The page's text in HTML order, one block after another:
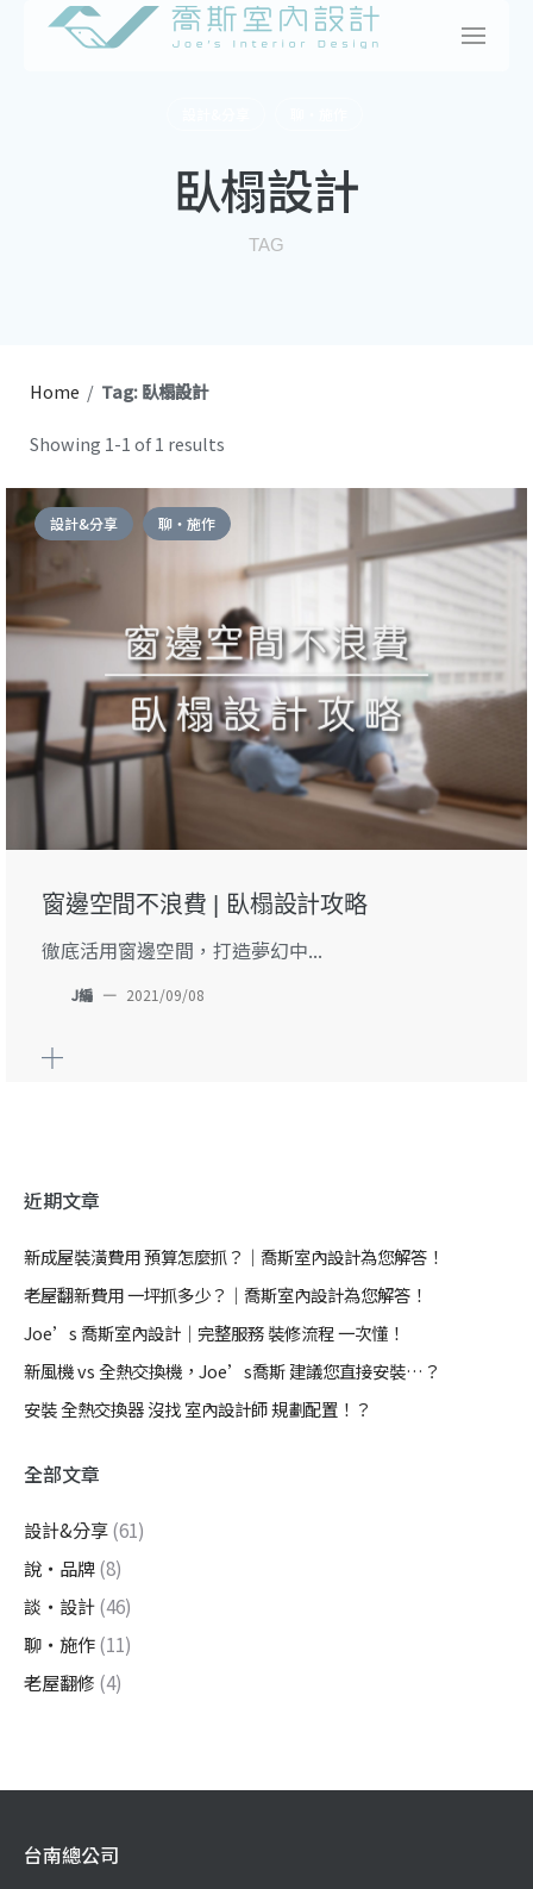
臥榻設計
TAG
Home / Tag: 臥榻設計
Showing 1-1 of 1 results
設計&分享 聊・施作
窗邊空間不浪費 | 臥榻設計攻略
徹底活用窗邊空間，打造夢幻中...
J編 — 2021/09/08
近期文章
新成屋裝潢費用 預算怎麼抓？｜喬斯室內設計為您解答！
老屋翻新費用 一坪抓多少？｜喬斯室內設計為您解答！
Joe’s 喬斯室內設計｜完整服務 裝修流程 一次懂！
新風機 vs 全熱交換機，Joe’s喬斯 建議您直接安裝…？
安裝 全熱交換器 沒找 室內設計師 規劃配置！？
全部文章
設計&分享(61)
說・品牌(8)
談・設計(46)
聊・施作(11)
老屋翻修 (4)
台南總公司